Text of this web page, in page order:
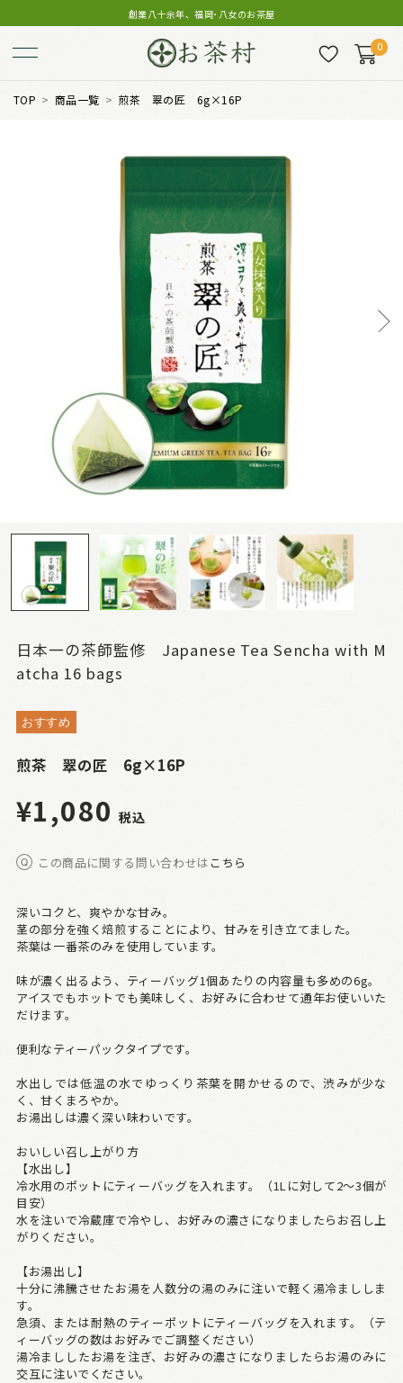
創業八十余年、福岡･八女のお茶屋
0
TOP 商品一覧 煎茶 翠の匠 6g×16P
日本一の茶師監修 Japanese Tea Sencha with M
atcha 16 bags
おすすめ
煎茶 翠の匠 6g×16P
¥1,080 税込
この商品に関する問い合わせは こちら
深いコクと、爽やかな甘み。
茎の部分を強く焙煎することにより、甘みを引き立てました。
茶葉は一番茶のみを使用しています。
味が濃く出るよう、ティーバッグ1個あたりの内容量も多めの6g。
アイスでもホットでも美味しく、お好みに合わせて通年お使いいた
だけます。
便利なティーパックタイプです。
水出しでは低温の水でゆっくり茶葉を開かせるので、渋みが少な
く、甘くまろやか。
お湯出しは濃く深い味わいです。
おいしい召し上がり方
【水出し】
冷水用のポットにティーバッグを入れます。（1Lに対して2～3個が
目安）
水を注いで冷蔵庫で冷やし、お好みの濃さになりましたらお召し上
がりください。
【お湯出し】
十分に沸騰させたお湯を人数分の湯のみに注いで軽く湯冷まししま
す。
急須、または耐熱のティーポットにティーバッグを入れます。（テ
ィーバッグの数はお好みでご調整ください）
湯冷まししたお湯を注ぎ、お好みの濃さになりましたらお湯のみに
交互に注いでください。